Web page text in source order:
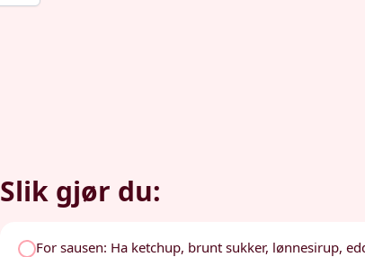
Slik gjør du:
For sausen: Ha ketchup, brunt sukker, lønnesirup,